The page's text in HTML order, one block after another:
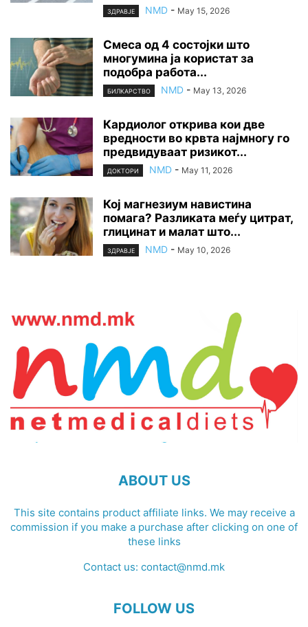
ЗДРАВЈЕ NMD - May 15, 2026
Смеса од 4 состојки што
многумина ја користат за
подобра работа...
БИЛКАРСТВО NMD - May 13, 2026
Кардиолог открива кои две
вредности во крвта најмногу го
предвидуваат ризикот...
ДОКТОРИ NMD - May 11, 2026
Кој магнезиум навистина
помага? Разликата меѓу цитрат,
глицинат и малат што...
ЗДРАВЈЕ NMD - May 10, 2026
ABOUT US
This site contains product affiliate links. We may receive a
commission if you make a purchase after clicking on one of
these links
Contact us: contact@nmd.mk
FOLLOW US